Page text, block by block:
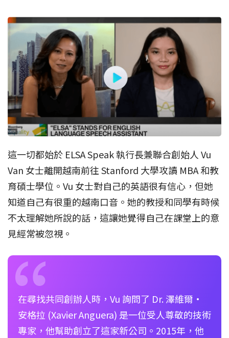
這一切都始於 ELSA Speak 執行長兼聯合創始人 Vu
Van 女士離開越南前往 Stanford 大學攻讀 MBA 和教
育碩士學位。Vu 女士對自己的英語很有信心，但她
知道自己有很重的越南口音。她的教授和同學有時候
不太理解她所說的話，這讓她覺得自己在課堂上的意
見經常被忽視。
在尋找共同創辦人時，Vu 詢問了 Dr. 澤維爾·
安格拉 (Xavier Anguera) 是一位受人尊敬的技術
專家，他幫助創立了這家新公司。2015年，他